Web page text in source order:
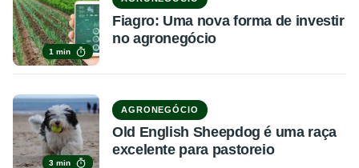
1 min
Fiagro: Uma nova forma de investir
no agronegócio
3 min
AGRONEGÓCIO
Old English Sheepdog é uma raça
excelente para pastoreio